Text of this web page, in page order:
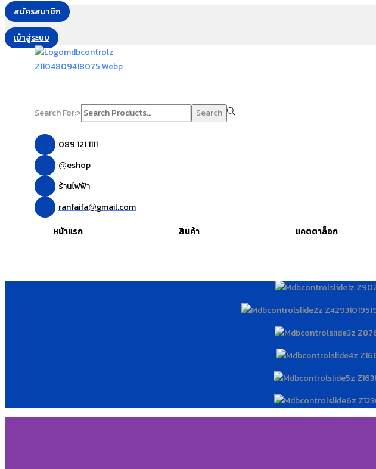
สมัครสมาชิก
เข้าสู่ระบบ
Search For:> Search
089 121 1111
@eshop
ร้านไฟฟ้า
ranfaifa@gmail.com
หน้าแรก
สินค้า แคตตาล็อก